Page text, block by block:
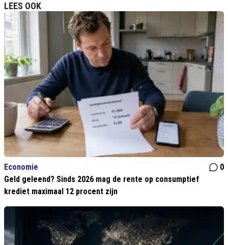
LEES OOK
Economie
0
Geld geleend? Sinds 2026 mag de rente op consumptief
krediet maximaal 12 procent zijn